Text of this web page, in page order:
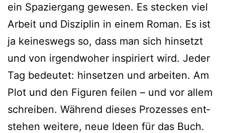
ein Spaziergang gewe­sen. Es ste­cken viel
Arbeit und Disziplin in einem Roman. Es ist
ja kei­nes­wegs so, dass man sich hin­setzt
und von irgend­wo­her inspi­riert wird. Jeder
Tag bedeu­tet: hin­set­zen und arbei­ten. Am
Plot und den Figuren fei­len – und vor allem
schrei­ben. Während die­ses Prozesses ent­
ste­hen wei­te­re, neue Ideen für das Buch.